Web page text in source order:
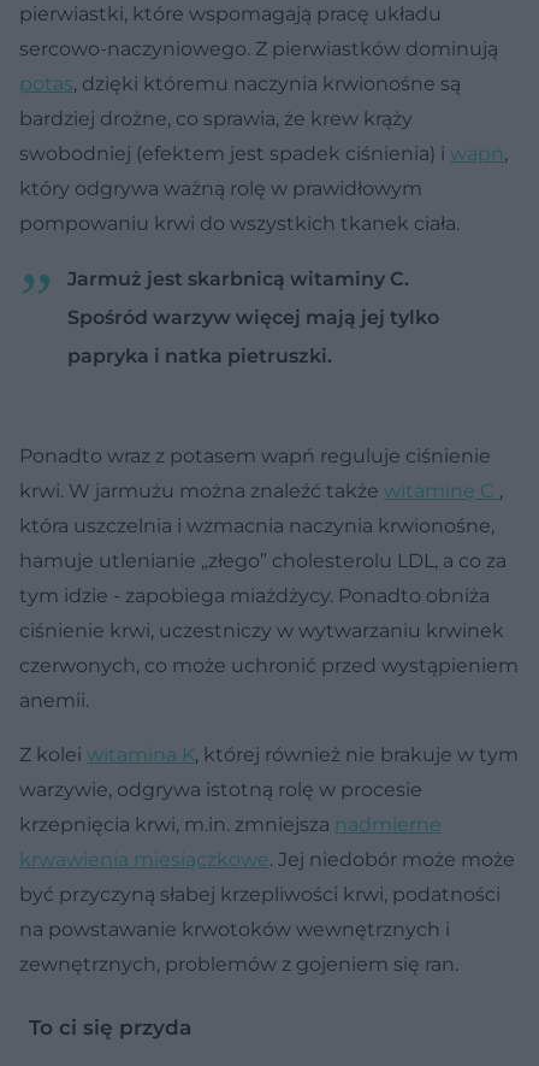
pierwiastki, które wspomagają pracę układu
sercowo-naczyniowego. Z pierwiastków dominują
potas, dzięki któremu naczynia krwionośne są
bardziej drożne, co sprawia, że krew krąży
swobodniej (efektem jest spadek ciśnienia) i wapń,
który odgrywa ważną rolę w prawidłowym
pompowaniu krwi do wszystkich tkanek ciała.
Jarmuż jest skarbnicą witaminy C.
Spośród warzyw więcej mają jej tylko
papryka i natka pietruszki.
Ponadto wraz z potasem wapń reguluje ciśnienie
krwi. W jarmużu można znaleźć także witaminę C ,
która uszczelnia i wzmacnia naczynia krwionośne,
hamuje utlenianie „złego” cholesterolu LDL, a co za
tym idzie - zapobiega miażdżycy. Ponadto obniża
ciśnienie krwi, uczestniczy w wytwarzaniu krwinek
czerwonych, co może uchronić przed wystąpieniem
anemii.
Z kolei witamina K, której również nie brakuje w tym
warzywie, odgrywa istotną rolę w procesie
krzepnięcia krwi, m.in. zmniejsza nadmierne
krwawienia miesiączkowe. Jej niedobór może może
być przyczyną słabej krzepliwości krwi, podatności
na powstawanie krwotoków wewnętrznych i
zewnętrznych, problemów z gojeniem się ran.
To ci się przyda